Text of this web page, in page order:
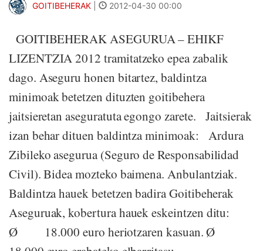
GOITIBEHERAK 2012-04-30 00:00
GOITIBEHERAK ASEGURUA – EHIKF
LIZENTZIA 2012 tramitatzeko epea zabalik
dago. Aseguru honen bitartez, baldintza
minimoak betetzen dituzten goitibehera
jaitsieretan aseguratuta egongo zarete. Jaitsierak
izan behar dituen baldintza minimoak: Ardura
Zibileko asegurua (Seguro de Responsabilidad
Civil). Bidea mozteko baimena. Anbulantziak.
Baldintza hauek betetzen badira Goitibeherak
Aseguruak, kobertura hauek eskeintzen ditu:
Ø 18.000 euro heriotzaren kasuan. Ø